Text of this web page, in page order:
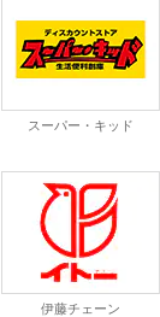
スーパー・キッド
伊藤チェーン